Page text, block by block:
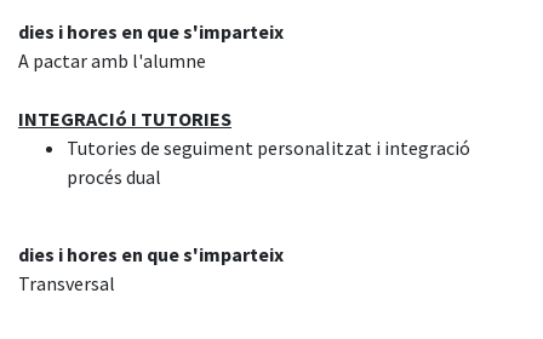
dies i hores en que s'imparteix
A pactar amb l'alumne
INTEGRACIó I TUTORIES
Tutories de seguiment personalitzat i integració
procés dual
dies i hores en que s'imparteix
Transversal